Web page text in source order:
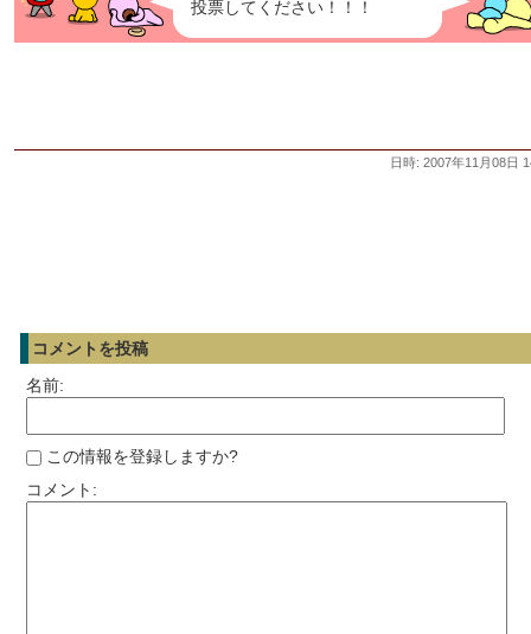
投票してください！！！
日時: 2007年11月08日
コメントを投稿
名前:
この情報を登録しますか?
コメント: